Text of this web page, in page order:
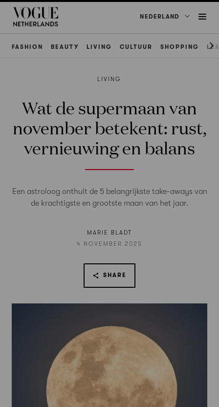
NEDERLAND
FASHION BEAUTY LIVING CULTUUR SHOPPING
LIVING
Wat de supermaan van
november betekent: rust,
vernieuwing en balans
Een astroloog onthult de 5 belangrijkste take-aways van
de krachtigste en grootste maan van het jaar.
MARIE BLADT
4 NOVEMBER 2025
SHARE